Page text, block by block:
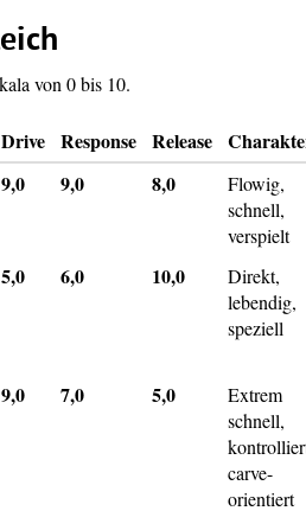
von 0 bis 10.
Drive Response Release
9,0 9,0 8,0
Flowig,
schnell,
verspielt
5,0 6,0 10,0
Direkt,
lebendig,
speziell
9,0 7,0 5,0
Extrem
schnell,
carve-
orientiert